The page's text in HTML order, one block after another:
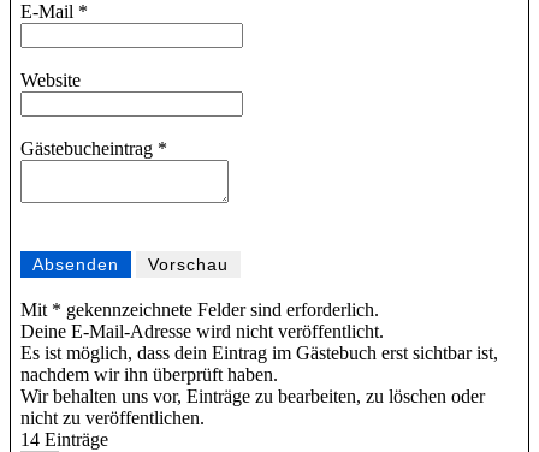
E-Mail *
Website
Gästebucheintrag *
Mit * gekennzeichnete Felder sind erforderlich.
Deine E-Mail-Adresse wird nicht veröffentlicht.
Es ist möglich, dass dein Eintrag im Gästebuch erst sichtbar ist,
nachdem wir ihn überprüft haben.
Wir behalten uns vor, Einträge zu bearbeiten, zu löschen oder
nicht zu veröffentlichen.
14 Einträge